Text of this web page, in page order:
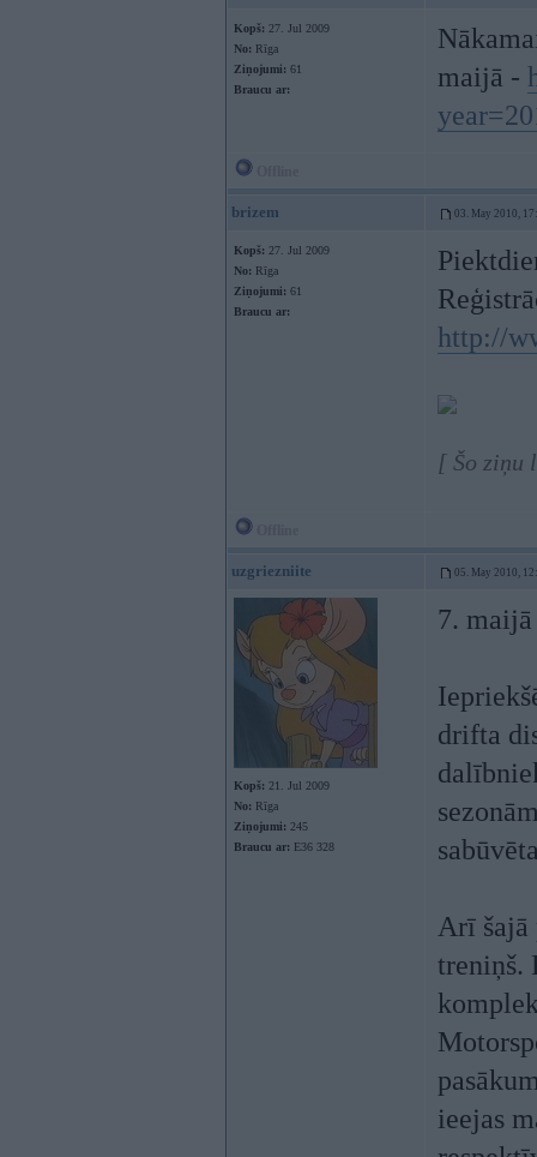
Kopš: 27. Jul 2009
No: Rīga
Ziņojumi: 61
Braucu ar:
maijā -
brizem 03. May 2010,
Kopš: 27. Jul 2009
No: Rīga
Ziņojumi: 61
Braucu ar:
http://
[ Šo ziņu
uzgriezniite 05. May 2010,
Kopš: 21. Jul 2009
No: Rīga
Ziņojumi: 245
Braucu ar: E36 328
7.
drifta
Arī šajā
treniņš.
ieejas